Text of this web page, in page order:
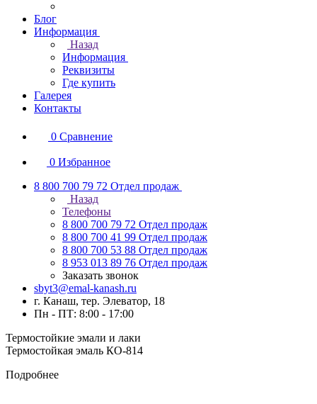
Блог
Информация
Назад
Информация
Реквизиты
Где купить
Галерея
Контакты
0 Сравнение
0 Избранное
8 800 700 79 72 Отдел продаж
Назад
Телефоны
8 800 700 79 72 Отдел продаж
8 800 700 41 99 Отдел продаж
8 800 700 53 88 Отдел продаж
8 953 013 89 76 Отдел продаж
Заказать звонок
sbyt3@emal-kanash.ru
г. Канаш, тер. Элеватор, 18
Пн - ПТ: 8:00 - 17:00
Термостойкие эмали и лаки
Термостойкая эмаль КО-814
Подробнее